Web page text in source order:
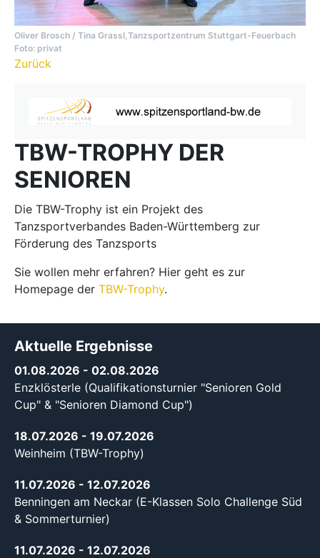
Oliver Brosch / Tina Grassl,Tanzsportzentrum Stuttgart-Feuerbach
Foto: privat
Zurück
TBW-TROPHY DER
SENIOREN
Die TBW-Trophy ist ein Projekt des
Tanzsportverbandes Baden-Württemberg zur
Förderung des Tanzsports
Sie wollen mehr erfahren? Hier geht es zur
Homepage der TBW-Trophy.
Aktuelle Ergebnisse
01.08.2026 - 02.08.2026
Enzklösterle (Qualifikationsturnier "Senioren Gold
Cup" & "Senioren Diamond Cup")
18.07.2026 - 19.07.2026
Weinheim (TBW-Trophy)
11.07.2026 - 12.07.2026
Benningen am Neckar (E-Klassen Solo Challenge Süd
& Sommerturnier)
11.07.2026 - 12.07.2026